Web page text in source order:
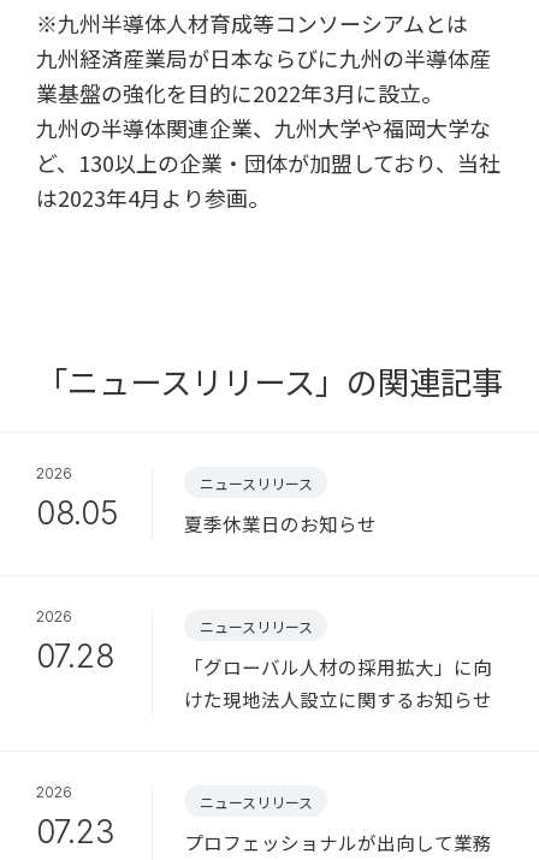
※九州半導体人材育成等コンソーシアムとは
九州経済産業局が日本ならびに九州の半導体産
業基盤の強化を目的に2022年3月に設立。
九州の半導体関連企業、九州大学や福岡大学な
ど、130以上の企業・団体が加盟しており、当社
は2023年4月より参画。
「ニュースリリース」の関連記事
2026
08.05
ニュースリリース
夏季休業日のお知らせ
2026
07.28
ニュースリリース
「グローバル人材の採用拡大」に向
けた現地法人設立に関するお知らせ
2026
07.23
ニュースリリース
プロフェッショナルが出向して業務